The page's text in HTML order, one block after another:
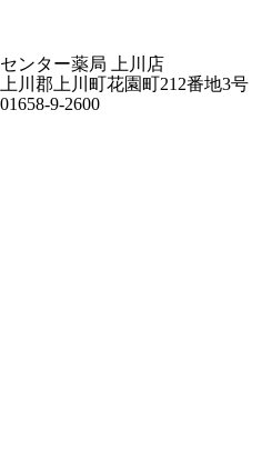
センター薬局 上川店
上川郡上川町花園町212番地3号
01658-9-2600